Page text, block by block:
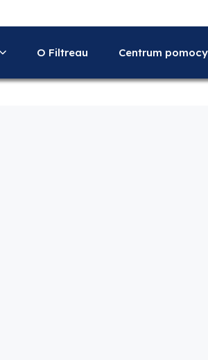
O Filtreau Centrum pomocy